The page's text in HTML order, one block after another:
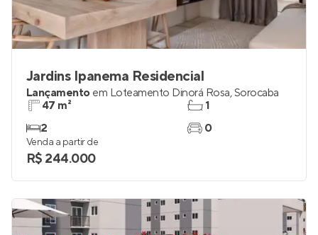
Jardins Ipanema Residencial
Lançamento em Loteamento Dinorá Rosa,Sorocaba
47 m²
2
1
0
Venda a partir de
R$ 244.000